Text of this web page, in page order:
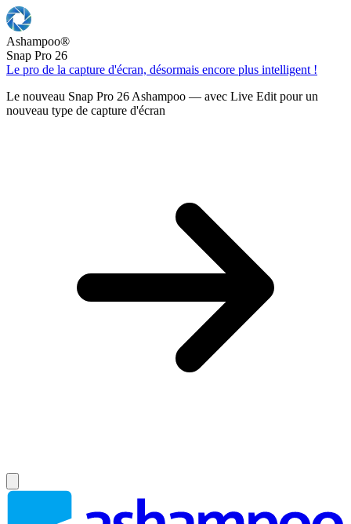
Ashampoo®
Snap Pro 26
Le pro de la capture d'écran, désormais encore plus intelligent !
Le nouveau Snap Pro 26 Ashampoo — avec Live Edit pour un
nouveau type de capture d'écran